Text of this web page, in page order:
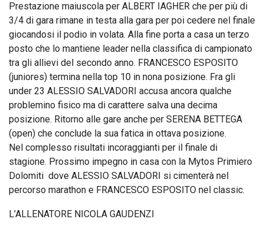
Prestazione maiuscola per ALBERT IAGHER che per più di
3/4 di gara rimane in testa alla gara per poi cedere nel finale
giocandosi il podio in volata. Alla fine porta a casa un terzo
posto che lo mantiene leader nella classifica di campionato
tra gli allievi del secondo anno. FRANCESCO ESPOSITO
(juniores) termina nella top 10 in nona posizione. Fra gli
under 23 ALESSIO SALVADORI accusa ancora qualche
problemino fisico ma di carattere salva una decima
posizione. Ritorno alle gare anche per SERENA BETTEGA
(open) che conclude la sua fatica in ottava posizione.
Nel complesso risultati incoraggianti per il finale di
stagione. Prossimo impegno in casa con la Mytos Primiero
Dolomiti dove ALESSIO SALVADORI si cimenterà nel
percorso marathon e FRANCESCO ESPOSITO nel classic.
L’ALLENATORE NICOLA GAUDENZI